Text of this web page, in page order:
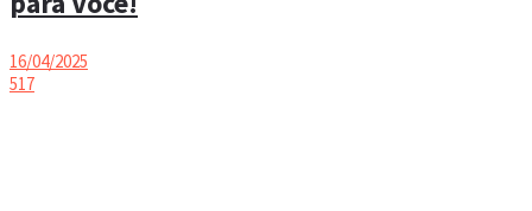
16/04/2025
517